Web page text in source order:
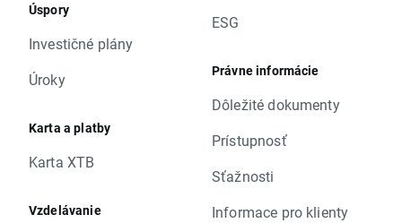
Úspory
Investičné plány
Úroky
Karta a platby
Karta XTB
Vzdelávanie
ESG
Právne informácie
Dôležité dokumenty
Prístupnosť
Sťažnosti
Informace pro klienty